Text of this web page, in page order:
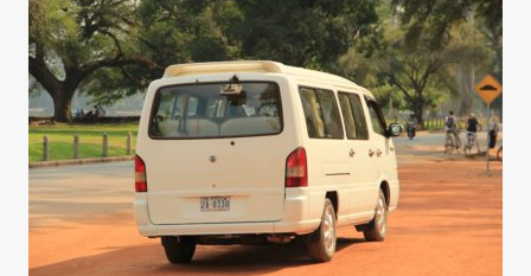
ការ
បញ្ចុះ
តម្លៃ
5%